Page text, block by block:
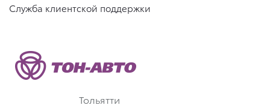
Служба клиентской поддержки
Тольятти